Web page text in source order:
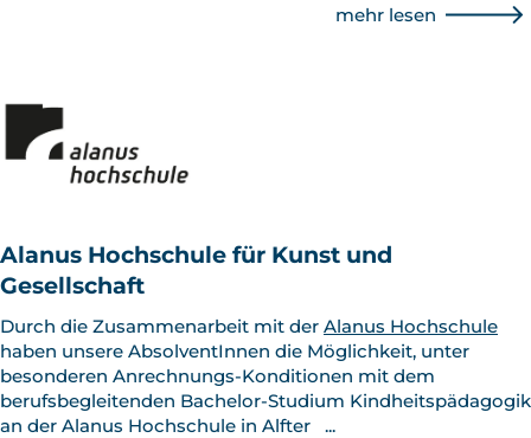
mehr lesen
Alanus Hochschule für Kunst und
Gesellschaft
Durch die Zusammenarbeit mit der Alanus Hochschule
haben unsere AbsolventInnen die Möglichkeit, unter
besonderen Anrechnungs-Konditionen mit dem
berufsbegleitenden Bachelor-Studium Kindheitspädagogik
an der Alanus Hochschule in Alfter
...